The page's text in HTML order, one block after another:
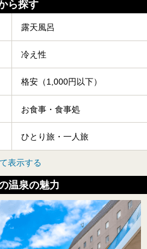
ら探す
露天風呂
冷え性
格安（1,000円以下）
お食事・食事処
ひとり旅・一人旅
表示する
温泉の魅力